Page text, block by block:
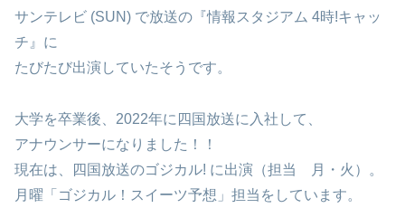
サンテレビ (SUN) で放送の『情報スタジアム 4時!キャッ
チ』に
たびたび出演していたそうです。
大学を卒業後、2022年に四国放送に入社して、
アナウンサーになりました！！
現在は、四国放送のゴジカル! に出演（担当 月・火）。
月曜「ゴジカル！スイーツ予想」担当をしています。